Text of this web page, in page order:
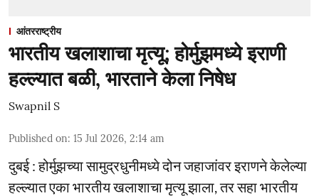
आंतरराष्ट्रीय
भारतीय खलाशाचा मृत्यू; होर्मुझमध्ये इराणी
हल्ल्यात बळी, भारताने केला निषेध
Swapnil S
Published on: 15 Jul 2026, 2:14 am
दुबई : होर्मुझच्या सामुद्रधुनीमध्ये दोन जहाजांवर इराणने केलेल्या
हल्ल्यात एका भारतीय खलाशाचा मृत्यू झाला, तर सहा भारतीय